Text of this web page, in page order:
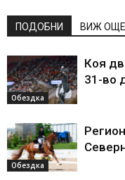
ПОДОБНИ ВИЖ
Обездка
Коя
31-во
Обездка